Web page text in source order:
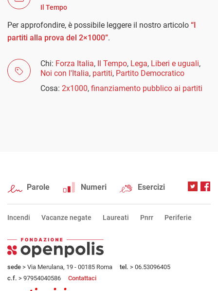
Il Tempo
Per approfondire, è possibile leggere il nostro articolo “I
partiti alla prova del 2×1000”.
Chi: Forza Italia, Il Tempo, Lega, Liberi e uguali,
Noi con l'Italia, partiti, Partito Democratico
Cosa: 2x1000, finanziamento pubblico ai partiti
Parole Numeri Esercizi
Incendi Vacanze negate Laureati Pnrr Periferie
sede > Via Merulana, 19 - 00185 Roma tel. > 06.53096405
c.f. > 97954040586 Contattaci